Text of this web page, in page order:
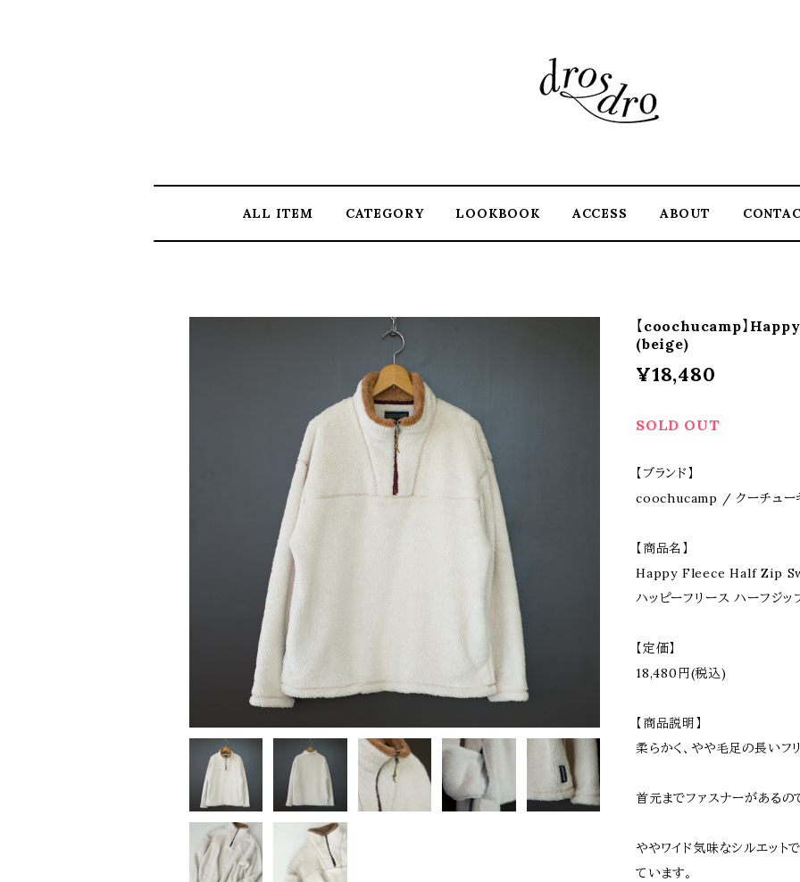
ALL ITEM CATEGORY LOOKBOOK ACCESS ABOUT
【coochucamp】
(beige)
¥18,480
SOLD OUT
【ブランド】
coochucamp / クーチュー
【商品名】
Happy Fleece Half Zip
ハッピーフリース ハーフジ
【定価】
18,480円(税込)
【商品説明】
柔らかく、やや毛足の長いフ
首元までファスナーがあるの
ややワイド気味なシルエット
ています。